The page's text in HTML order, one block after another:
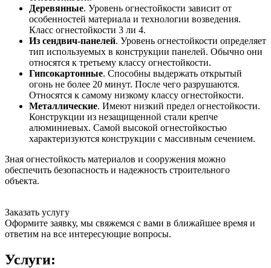
Деревянные. Уровень огнестойкости зависит от
особенностей материала и технологии возведения.
Класс огнестойкости 3 ли 4.
Из сендвич-панелей. Уровень огнестойкости определяет
тип используемых в конструкции панелей. Обычно они
относятся к третьему классу огнестойкости.
Гипсокартонные. Способны выдержать открытый
огонь не более 20 минут. После чего разрушаются.
Относятся к самому низкому классу огнестойкости.
Металлические. Имеют низкий предел огнестойкости.
Конструкции из незащищенной стали крепче
алюминиевых. Самой высокой огнестойкостью
характеризуются конструкции с массивным сечением.
Зная огнестойкость материалов и сооружения можно
обеспечить безопасность и надежность строительного
объекта.
Заказать услугу
Оформите заявку, мы свяжемся с вами в ближайшее время и
ответим на все интересующие вопросы.
Услуги: